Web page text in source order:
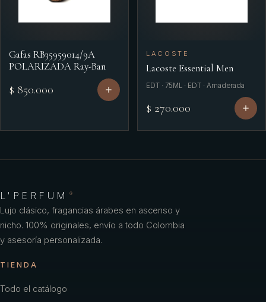
Gafas RB35959014/9A
POLARIZADA Ray-Ban
$ 850.000
LACOSTE
Lacoste Essential Men
EDT · 75ML · EDT · Amaderada
$ 270.000
L'PERFUM ®
Lujo clásico, fragancias árabes en ascenso y
nicho. 100% originales, envío a todo Colombia
y asesoría personalizada.
TIENDA
Todo el catálogo